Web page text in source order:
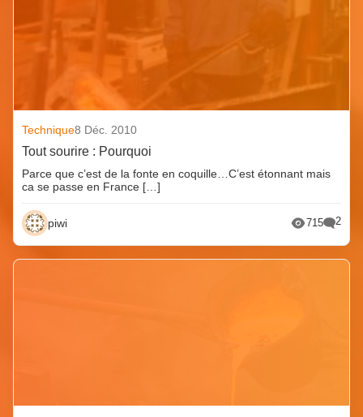
Technique8 Déc. 2010
Tout sourire : Pourquoi
Parce que c’est de la fonte en coquille…C’est étonnant mais
ca se passe en France […]
piwi 715 2